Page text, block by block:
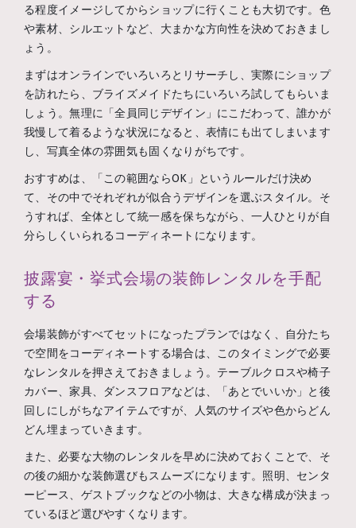
る程度イメージしてからショップに行くことも大切です。色
や素材、シルエットなど、大まかな方向性を決めておきまし
ょう。
まずはオンラインでいろいろとリサーチし、実際にショップ
を訪れたら、ブライズメイドたちにいろいろ試してもらいま
しょう。無理に「全員同じデザイン」にこだわって、誰かが
我慢して着るような状況になると、表情にも出てしまいます
し、写真全体の雰囲気も固くなりがちです。
おすすめは、「この範囲ならOK」というルールだけ決め
て、その中でそれぞれが似合うデザインを選ぶスタイル。そ
うすれば、全体として統一感を保ちながら、一人ひとりが自
分らしくいられるコーディネートになります。
披露宴・挙式会場の装飾レンタルを手配
する
会場装飾がすべてセットになったプランではなく、自分たち
で空間をコーディネートする場合は、このタイミングで必要
なレンタルを押さえておきましょう。テーブルクロスや椅子
カバー、家具、ダンスフロアなどは、「あとでいいか」と後
回しにしがちなアイテムですが、人気のサイズや色からどん
どん埋まっていきます。
また、必要な大物のレンタルを早めに決めておくことで、そ
の後の細かな装飾選びもスムーズになります。照明、センタ
ーピース、ゲストブックなどの小物は、大きな構成が決まっ
ているほど選びやすくなります。